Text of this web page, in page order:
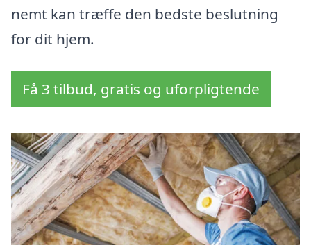
nemt kan træffe den bedste beslutning
for dit hjem.
Få 3 tilbud, gratis og uforpligtende